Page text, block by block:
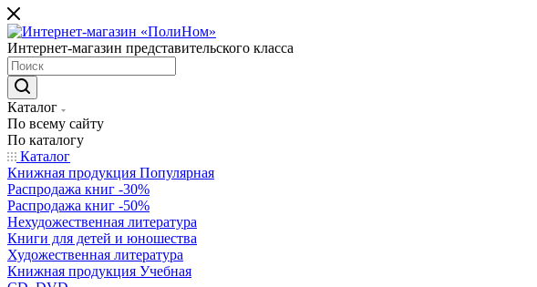
Интернет-магазин представительского класса
Каталог
По всему сайту
По каталогу
Каталог
Книжная продукция Популярная
Распродажа книг -30%
Распродажа книг -50%
Нехудожественная литература
Книги для детей и юношества
Художественная литература
Книжная продукция Учебная